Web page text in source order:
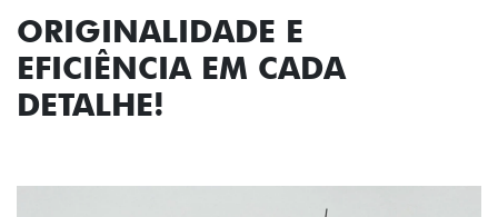
ORIGINALIDADE E
EFICIÊNCIA EM CADA
DETALHE!